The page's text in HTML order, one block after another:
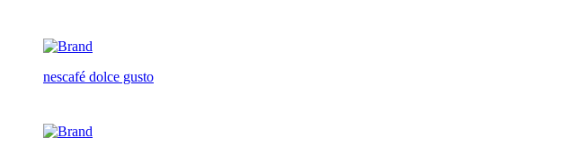
nescafé dolce gusto